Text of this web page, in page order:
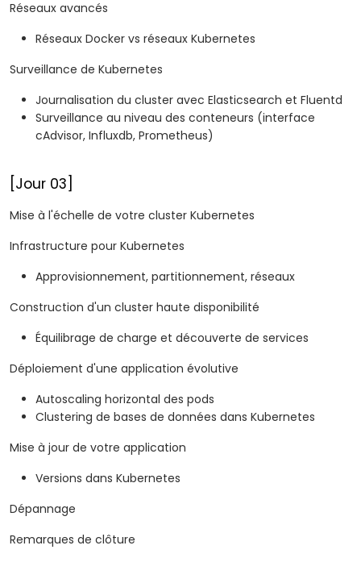
Réseaux avancés
Réseaux Docker vs réseaux Kubernetes
Surveillance de Kubernetes
Journalisation du cluster avec Elasticsearch et Fluentd
Surveillance au niveau des conteneurs (interface
cAdvisor, Influxdb, Prometheus)
[Jour 03]
Mise à l'échelle de votre cluster Kubernetes
Infrastructure pour Kubernetes
Approvisionnement, partitionnement, réseaux
Construction d'un cluster haute disponibilité
Équilibrage de charge et découverte de services
Déploiement d'une application évolutive
Autoscaling horizontal des pods
Clustering de bases de données dans Kubernetes
Mise à jour de votre application
Versions dans Kubernetes
Dépannage
Remarques de clôture